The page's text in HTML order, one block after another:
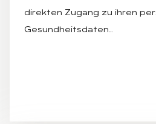
direkten Zugang zu ihren
Gesundheitsdaten…